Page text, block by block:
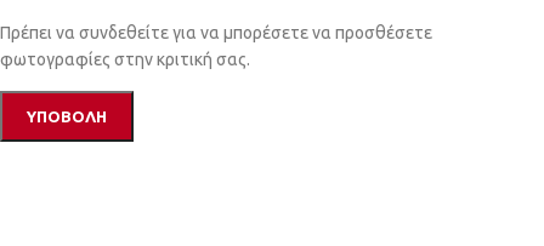
Πρέπει να συνδεθείτε για να μπορέσετε να προσθέσετε
φωτογραφίες στην κριτική σας.